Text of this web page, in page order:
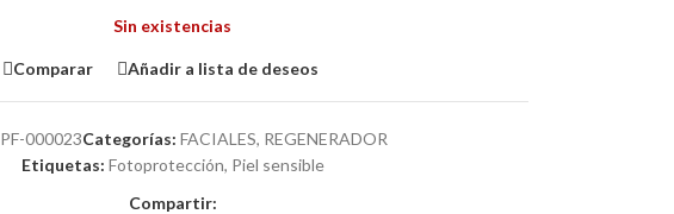
Sin existencias
Comparar Añadir a lista de deseos
PF-000023Categorías: FACIALES, REGENERADOR
Etiquetas: Fotoprotección, Piel sensible
Compartir: